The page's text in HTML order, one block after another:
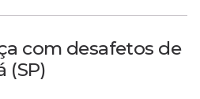
com desafetos de
(SP)